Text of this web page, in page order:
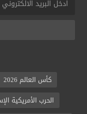
كأس العالم 2026
الحرب الأمريكية